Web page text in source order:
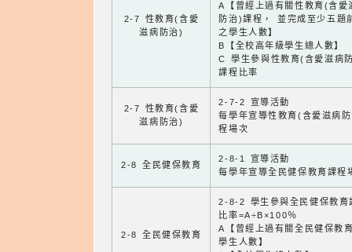
2-7 性教育(含愛
滋病防治)
A【曾經上過有關性教育(含愛
防治)課程， 並完成至少五題
之學生人數】
B【全校高年級學生總人數】
C 學生參與性教育(含愛滋病
課程比率
2-7 性教育(含愛
滋病防治)
2-7-2 宣導活動
每學年宣導性教育(含愛滋病
程場次
2-8 全民健保教育
2-8-1 宣導活動
每學年宣導全民健保教育課程
2-8 全民健保教育
2-8-2 學生參與全民健保教育
比率=A÷B×100％
A【曾經上過有關全民健保教
學生人數】